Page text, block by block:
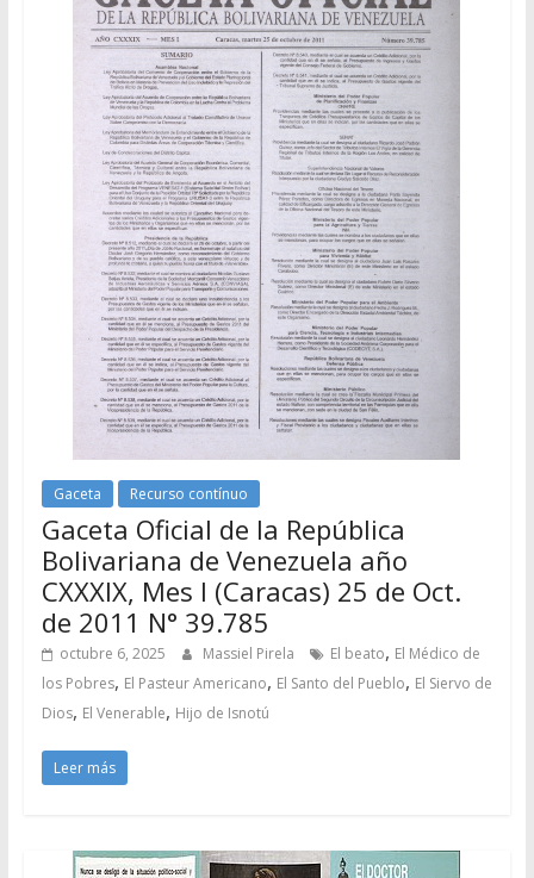
Gaceta Recurso contínuo
Gaceta Oficial de la República
Bolivariana de Venezuela año
CXXXIX, Mes I (Caracas) 25 de Oct.
de 2011 N° 39.785
octubre 6, 2025 Massiel Pirela El beato, El Médico de
los Pobres, El Pasteur Americano, El Santo del Pueblo, El Siervo de
Dios, El Venerable, Hijo de Isnotú
Leer más